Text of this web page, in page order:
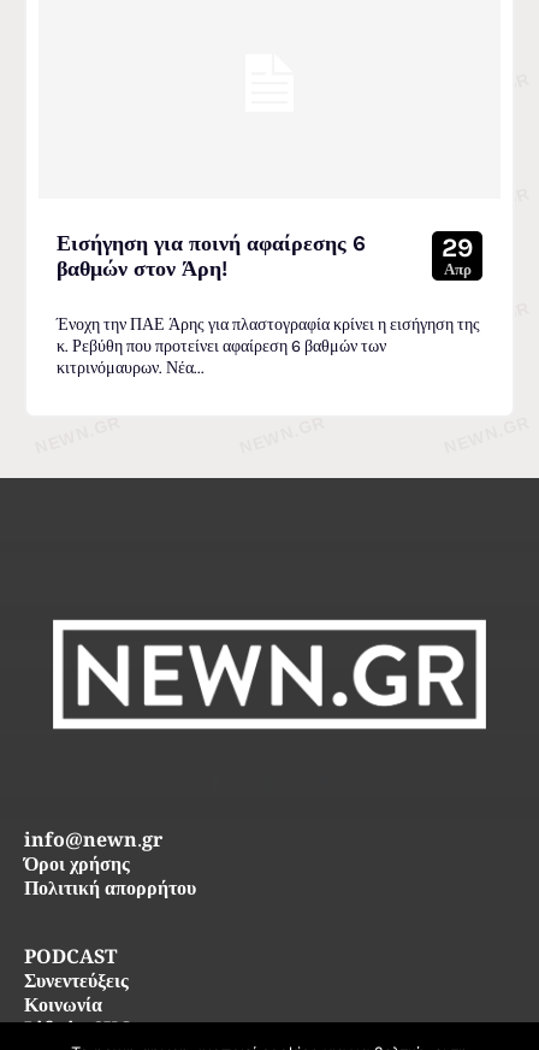
Εισήγηση για ποινή αφαίρεσης 6
βαθμών στον Άρη!
29
Απρ
Ένοχη την ΠΑΕ Άρης για πλαστογραφία κρίνει η εισήγηση της
κ. Ρεβύθη που προτείνει αφαίρεση 6 βαθμών των
κιτρινόμαυρων. Νέα...
PODCAST
Συνεντεύξεις
Κοινωνία
Life in SKG
info@newn.gr
Όροι χρήσης
Πολιτική απορρήτου